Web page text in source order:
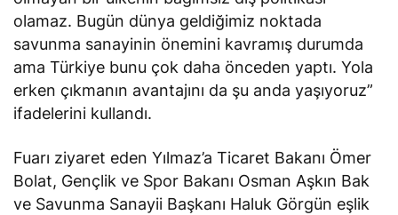
olamaz. Bugün dünya geldiğimiz noktada
savunma sanayinin önemini kavramış durumda
ama Türkiye bunu çok daha önceden yaptı. Yola
erken çıkmanın avantajını da şu anda yaşıyoruz”
ifadelerini kullandı.
Fuarı ziyaret eden Yılmaz’a Ticaret Bakanı Ömer
Bolat, Gençlik ve Spor Bakanı Osman Aşkın Bak
ve Savunma Sanayii Başkanı Haluk Görgün eşlik